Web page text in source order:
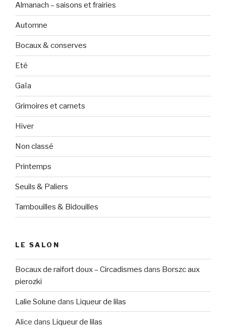
Almanach – saisons et frairies
Automne
Bocaux & conserves
Eté
Gaïa
Grimoires et carnets
Hiver
Non classé
Printemps
Seuils & Paliers
Tambouilles & Bidouilles
LE SALON
Bocaux de raifort doux – Circadismes dans Borszc aux
pierozki
Lalie Solune dans Liqueur de lilas
Alice dans Liqueur de lilas